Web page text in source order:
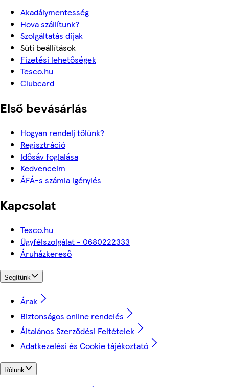
Akadálymentesség
Hova szállítunk?
Szolgáltatás díjak
Süti beállítások
Fizetési lehetőségek
Tesco.hu
Clubcard
Első bevásárlás
Hogyan rendelj tőlünk?
Regisztráció
Idősáv foglalása
Kedvenceim
ÁFÁ-s számla igénylés
Kapcsolat
Tesco.hu
Ügyfélszolgálat - 0680222333
Áruházkereső
Segítünk
Árak
Biztonságos online rendelés
Általános Szerződési Feltételek
Adatkezelési és Cookie tájékoztató
Rólunk